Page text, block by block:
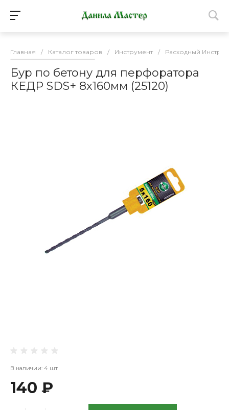
Главная / Каталог товаров / Инструмент / Расходный
Бур по бетону для перфоратора
КЕДР SDS+ 8х160мм (25120)
В наличии: 4 шт
140 ₽